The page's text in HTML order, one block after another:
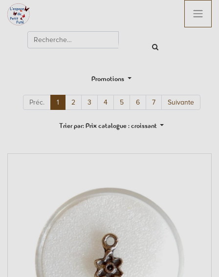
Promotions
Préc. 1 2 3 4 5 6 7 Suivante
Trier par: Prix catalogue : croissant